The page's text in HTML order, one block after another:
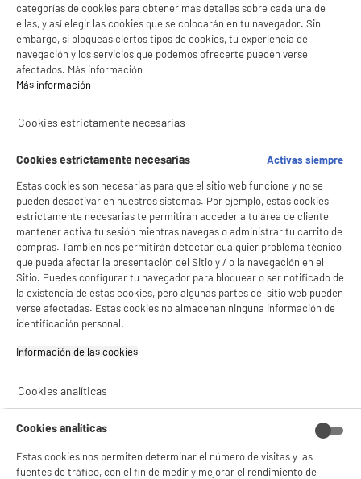
productItem_availability_txt-
current-store
LEGANÉS, MADRID
productItem__availability-
change-btn
product_list_sticky_button_Filter
PRECIO IMBATIBLE
★★★★★
★★★★★
4.2/5(406)
compare_product
Aspiradora Escoba con cable, 56AW, capacidad
Utilización : Suelos duros
Autonomía media :
Potencia de aspiración (airwatt) : 56 Airwatt
34€96
19€ 96
Rechazar todas
BIENVENIDO a ELECTRO
DEPOT
Con el fin de mejorar tu experiencia, y tras tu consentimiento, ELECTRO DEPOT
y sus socios utilizan cookies que procesan tus datos personales para:
- facilitar el intercambio de contenido en las redes sociales
- analizar el tráfico en nuestro sitio web Consulta la política de cookies.
Consulta la política de cookies..
Si aceptas, la experiencia será aún mejor. Si no acepta, se utilizarán cookies
estadísticas anónimas basadas en tu navegación. Puedes oponerte a su uso
gestionando sus cookies.
¡Buena visita!
Gestionar cookies
✔ ACEPTAR TODAS
categorías de cookies para obtener más detalles sobre cada una de
ellas, y así elegir las cookies que se colocarán en tu navegador. Sin
embargo, si bloqueas ciertos tipos de cookies, tu experiencia de
navegación y los servicios que podemos ofrecerte pueden verse
afectados. Más información
Más información
Cookies estrictamente necesarias
Cookies estrictamente necesarias
Activas siempre
Estas cookies son necesarias para que el sitio web funcione y no se
pueden desactivar en nuestros sistemas. Por ejemplo, estas cookies
estrictamente necesarias te permitirán acceder a tu área de cliente,
mantener activa tu sesión mientras navegas o administrar tu carrito de
compras. También nos permitirán detectar cualquier problema técnico
que pueda afectar la presentación del Sitio y / o la navegación en el
Sitio. Puedes configurar tu navegador para bloquear o ser notificado de
la existencia de estas cookies, pero algunas partes del sitio web pueden
verse afectadas. Estas cookies no almacenan ninguna información de
identificación personal.
Información de las cookies‎
Cookies analíticas
Cookies analíticas
Estas cookies nos permiten determinar el número de visitas y las
fuentes de tráfico, con el fin de medir y mejorar el rendimiento de